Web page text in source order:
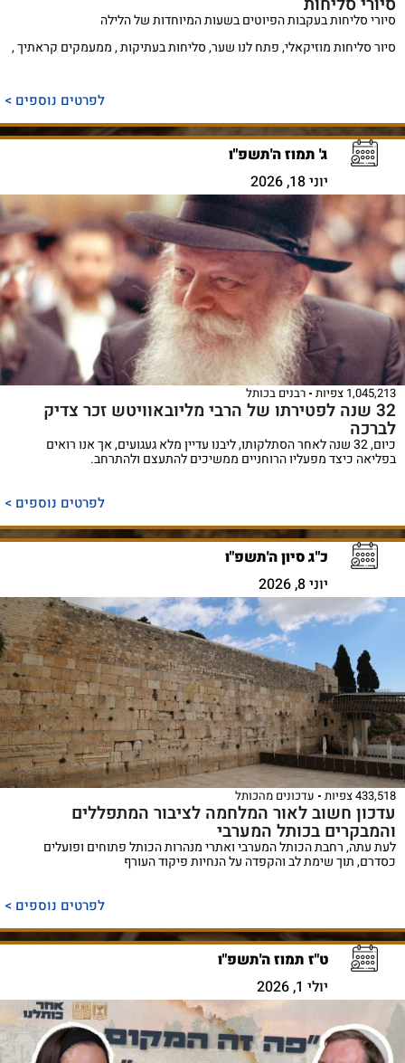
סיורי סליחות בעקבות הפיוטים בשעות המיוחדות של הלילה
סיור סליחות מוזיקאלי, פתח לנו שער, סליחות בעתיקות , ממעמקים קראתיך ,
לפרטים נוספים >
ג' תמוז ה'תשפ"ו
יוני 18, 2026
1,045,213 צפיות רבנים בכותל
32 שנה לפטירתו של הרבי מליובאוויטש זכר צדיק
לברכה
כיום, 32 שנה לאחר הסתלקותו, ליבנו עדיין מלא געגועים, אך אנו רואים
בפליאה כיצד מפעליו הרוחניים ממשיכים להתעצם ולהתרחב.
לפרטים נוספים >
כ"ג סיון ה'תשפ"ו
יוני 8, 2026
433,518 צפיות עדכונים מהכותל
עדכון חשוב לאור המלחמה לציבור המתפללים
והמבקרים בכותל המערבי
לעת עתה, רחבת הכותל המערבי ואתרי מנהרות הכותל פתוחים ופועלים
כסדרם, תוך שימת לב והקפדה על הנחיות פיקוד העורף
לפרטים נוספים >
ט"ז תמוז ה'תשפ"ו
יולי 1, 2026